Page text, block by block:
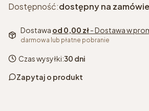
Dostępność:dostępny na
Dostawa od 0,00 zł- Dostawa w
darmowa lub płatne pobranie
Czas wysyłki:30 dni
Zapytaj o produkt